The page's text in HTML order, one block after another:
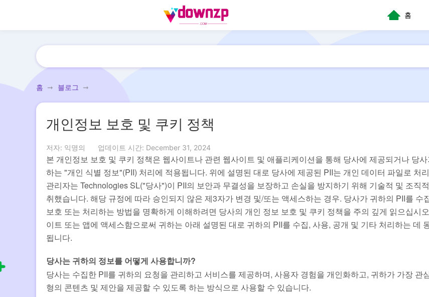
홈
홈 블로그
개인정보 보호 및 쿠키 정책
저자: 익명의 업데이트 시간: December 31, 2024
본 개인정보 보호 및 쿠키 정책은 웹사이트나 관련 웹사이트 및 애플리케이션을 통해 당사에 제공되거나 당
하는 "개인 식별 정보"(PII) 처리에 적용됩니다. 위에 설명된 대로 당사에 제공된 PII는 개인 데이터 파일로 처
관리자는 Technologies SL("당사")이 PII의 보안과 무결성을 보장하고 손실을 방지하기 위해 기술적 및 조직
취했습니다. 해당 규정에 따라 승인되지 않은 제3자가 변경 및/또는 액세스하는 경우. 당사가 귀하의 PII를 수
보호 또는 처리하는 방법을 명확하게 이해하려면 당사의 개인 정보 보호 및 쿠키 정책을 주의 깊게 읽으십시
이트 또는 앱에 액세스함으로써 귀하는 아래 설명된 대로 귀하의 PII를 수집, 사용, 공개 및 기타 처리하는 데
됩니다.
당사는 귀하의 정보를 어떻게 사용합니까?
당사는 수집한 PII를 귀하의 요청을 관리하고 서비스를 제공하며, 사용자 경험을 개인화하고, 귀하가 가장 관
형의 콘텐츠 및 제안을 제공할 수 있도록 하는 방식으로 사용할 수 있습니다.